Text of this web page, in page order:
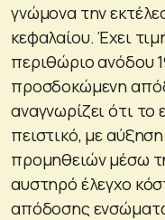
γνώμονα την
κεφαλαίου. Έχει
περιθώριο ανόδου
προσδοκώμενη
αναγνωρίζει ότι το
πειστικό, με
προμηθειών μέσω
αυστηρό έλεγχο
απόδοσης